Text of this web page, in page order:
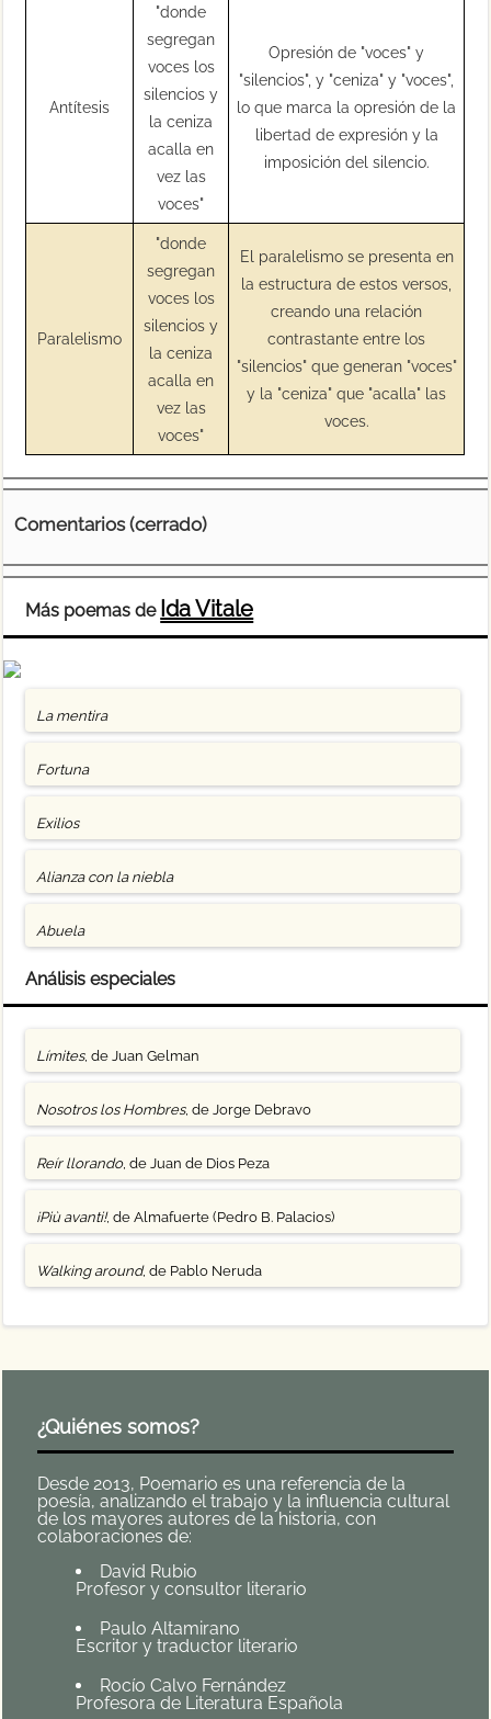
Antítesis
"donde
segregan
voces los
silencios y
la ceniza
acalla en
vez las
voces"
Opresión de "voces" y
"silencios", y "ceniza" y "voces",
lo que marca la opresión de la
libertad de expresión y la
imposición del silencio.
Paralelismo
"donde
segregan
voces los
silencios y
la ceniza
acalla en
vez las
voces"
El paralelismo se presenta en
la estructura de estos versos,
creando una relación
contrastante entre los
"silencios" que generan "voces"
y la "ceniza" que "acalla" las
voces.
Comentarios (cerrado)
Más poemas de Ida Vitale
La mentira
Fortuna
Exilios
Alianza con la niebla
Abuela
Análisis especiales
Límites, de Juan Gelman
Nosotros los Hombres, de Jorge Debravo
Reír llorando, de Juan de Dios Peza
¡Più avanti!, de Almafuerte (Pedro B. Palacios)
Walking around, de Pablo Neruda
¿Quiénes somos?
Desde 2013, Poemario es una referencia de la
poesía, analizando el trabajo y la influencia cultural
de los mayores autores de la historia, con
colaboraciones de:
David Rubio
Profesor y consultor literario
Paulo Altamirano
Escritor y traductor literario
Rocío Calvo Fernández
Profesora de Literatura Española